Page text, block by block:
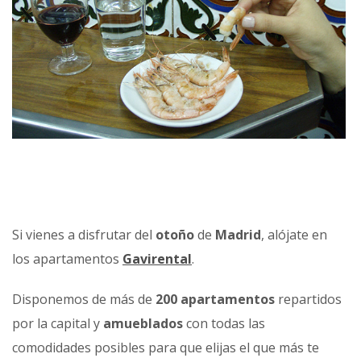
Si vienes a disfrutar del otoñode Madrid, alójate en
los apartamentos Gavirental.
Disponemos de más de 200 apartamentos repartidos
por la capital y amuebladoscon todas las
comodidades posibles para que elijas el que más te